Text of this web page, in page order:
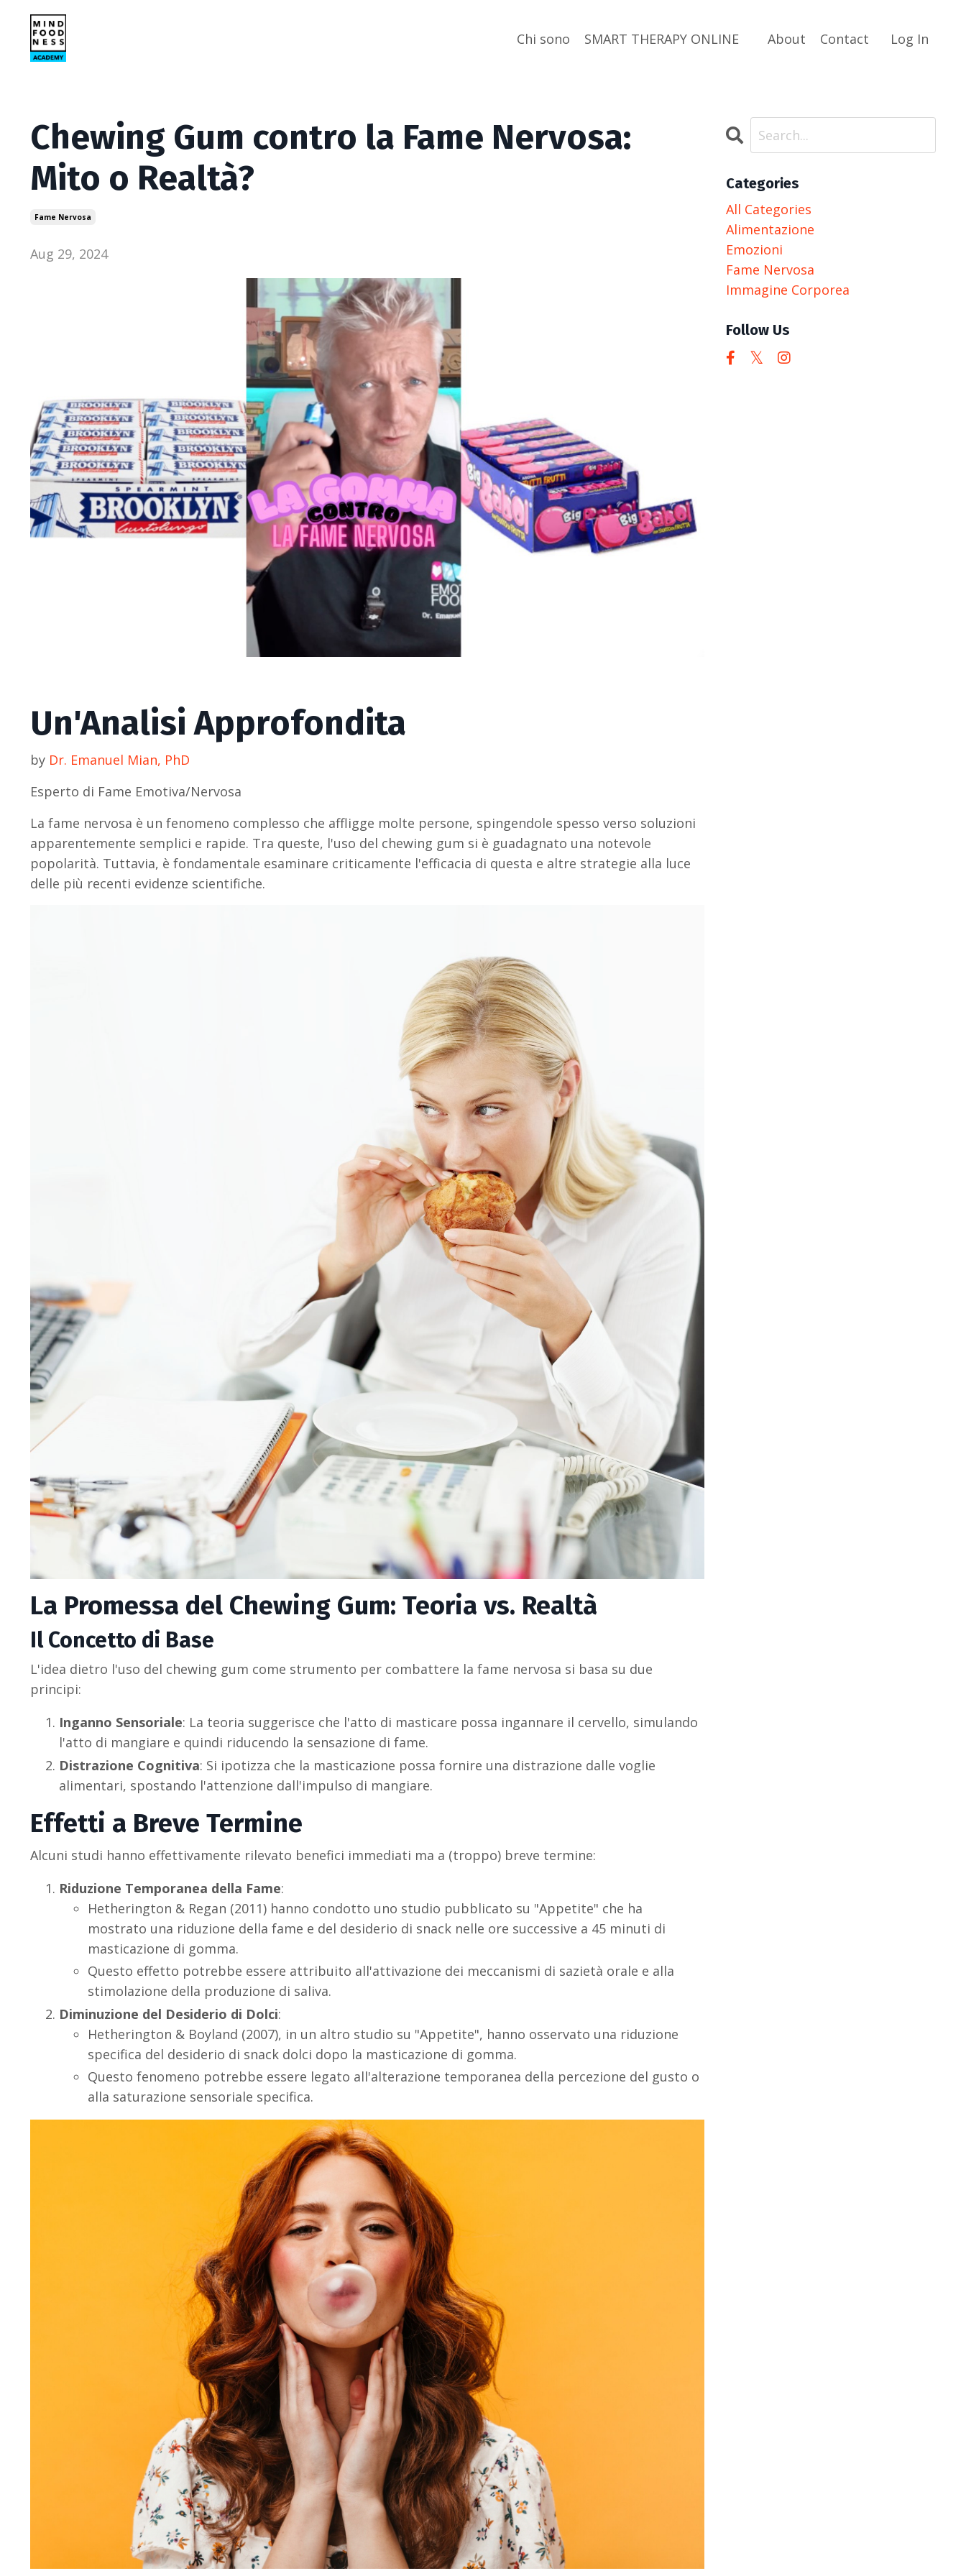
Chi sono SMART THERAPY ONLINE About Contact Log In
Chewing Gum contro la Fame Nervosa:
Mito o Realtà?
Fame Nervosa
Aug 29, 2024
Un'Analisi Approfondita
by Dr. Emanuel Mian, PhD
Esperto di Fame Emotiva/Nervosa
La fame nervosa è un fenomeno complesso che affligge molte persone, spingendole spesso verso soluzioni
apparentemente semplici e rapide. Tra queste, l'uso del chewing gum si è guadagnato una notevole
popolarità. Tuttavia, è fondamentale esaminare criticamente l'efficacia di questa e altre strategie alla luce
delle più recenti evidenze scientifiche.
La Promessa del Chewing Gum: Teoria vs. Realtà
Il Concetto di Base
L'idea dietro l'uso del chewing gum come strumento per combattere la fame nervosa si basa su due
principi:
Inganno Sensoriale: La teoria suggerisce che l'atto di masticare possa ingannare il cervello, simulando
l'atto di mangiare e quindi riducendo la sensazione di fame.
Distrazione Cognitiva: Si ipotizza che la masticazione possa fornire una distrazione dalle voglie
alimentari, spostando l'attenzione dall'impulso di mangiare.
Effetti a Breve Termine
Alcuni studi hanno effettivamente rilevato benefici immediati ma a (troppo) breve termine:
Riduzione Temporanea della Fame:
Hetherington & Regan (2011) hanno condotto uno studio pubblicato su "Appetite" che ha
mostrato una riduzione della fame e del desiderio di snack nelle ore successive a 45 minuti di
masticazione di gomma.
Questo effetto potrebbe essere attribuito all'attivazione dei meccanismi di sazietà orale e alla
stimolazione della produzione di saliva.
Diminuzione del Desiderio di Dolci:
Hetherington & Boyland (2007), in un altro studio su "Appetite", hanno osservato una riduzione
specifica del desiderio di snack dolci dopo la masticazione di gomma.
Questo fenomeno potrebbe essere legato all'alterazione temporanea della percezione del gusto o
alla saturazione sensoriale specifica.
Categories
All Categories
Alimentazione
Emozioni
Fame Nervosa
Immagine Corporea
Follow Us